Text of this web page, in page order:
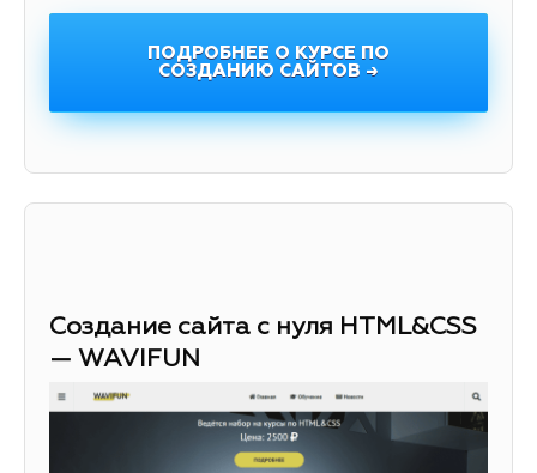
ПОДРОБНЕЕ О КУРСЕ ПО
СОЗДАНИЮ САЙТОВ →
Создание сайта с нуля HTML&CSS
— WAVIFUN